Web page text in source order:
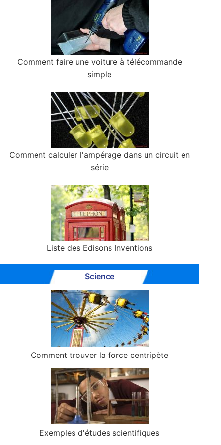
Comment faire une voiture à télécommande
simple
Comment calculer l'ampérage dans un circuit en
série
Liste des Edisons Inventions
Science
Comment trouver la force centripète
Exemples d'études scientifiques